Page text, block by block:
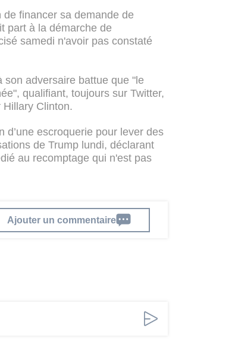
financer sa demande de
part à la démarche de
samedi n'avoir pas constaté
son adversaire battue que "le
qualifiant, toujours sur Twitter,
Clinton.
d’une escroquerie pour lever des
de Trump lundi, déclarant
au recomptage qui n'est pas
Ajouter un commentaire